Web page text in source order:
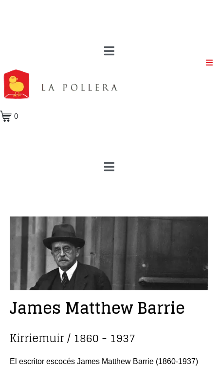
0
James Matthew Barrie
Kirriemuir / 1860 - 1937
El escritor escocés James Matthew Barrie (1860-1937)